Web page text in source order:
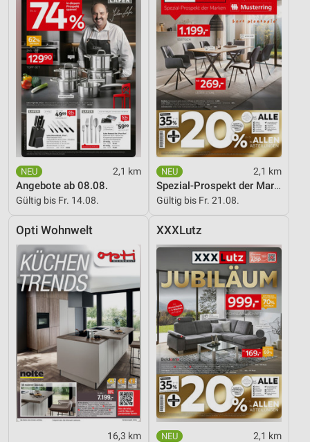
2,1 km
Angebote ab 08.08.
Gültig bis Fr. 14.08.
2,1 km
Spezial-Prospekt der Marken
Gültig bis Fr. 21.08.
Opti Wohnwelt
16,3 km
XXXLutz
2,1 km